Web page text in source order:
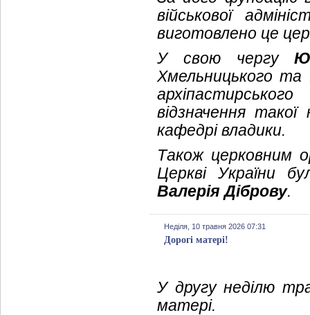
військової
виготовлено це
У свою чергу
Хмельницького та
відзначення такої
кафедрі владики.
Також церковним
Церкві України
Валерія Діброву.
Неділя, 10 травня 2026 07:31
Дорогі матері!
У другу неділю
матері.